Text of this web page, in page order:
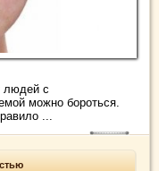
людей с
можно бороться.
...